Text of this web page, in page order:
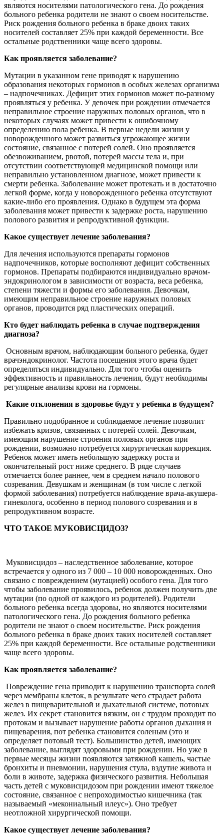
являются носителями патологического гена. До рождения
больного ребенка родители не знают о своем носительстве.
Риск рождения больного ребенка в браке двоих таких
носителей составляет 25% при каждой беременности. Все
остальные родственники чаще всего здоровы.
Как проявляется заболевание?
Мутации в указанном гене приводят к нарушению
образования некоторых гормонов в особых железах организма
– надпочечниках. Дефицит этих гормонов может по-разному
проявляться у ребенка. У девочек при рождении отмечается
неправильное строение наружных половых органов, что в
некоторых случаях может привести к ошибочному
определению пола ребенка. В первые недели жизни у
новорожденного может развиться угрожающее жизни
состояние, связанное с потерей солей. Оно проявляется
обезвоживанием, рвотой, потерей массы тела и, при
отсутствии соответствующей медицинской помощи или
неправильно установленном диагнозе, может привести к
смерти ребенка. Заболевание может протекать и в достаточно
легкой форме, когда у новорожденного ребенка отсутствуют
какие-либо его проявления. Однако в будущем эта форма
заболевания может привести к задержке роста, нарушению
полового развития и репродуктивной функции.
Какое существует лечение заболевания?
Для лечения используются препараты гормонов
надпочечников, которые восполняют дефицит собственных
гормонов. Препараты подбираются индивидуально врачом-
эндокринологом в зависимости от возраста, веса ребенка,
степени тяжести и формы его заболевания. Девочкам,
имеющим неправильное строение наружных половых
органов, проводится ряд пластических операций.
Кто будет наблюдать ребенка в случае подтверждения
диагноза?
Основным врачом, наблюдающим больного ребенка, будет
врачэндокринолог. Частота посещения этого врача будет
определяться индивидуально. Для того чтобы оценить
эффективность и правильность лечения, будут необходимы
регулярные анализы крови на гормоны.
Какие отклонения в здоровье будут у ребенка в будущем?
Правильно подобранное и соблюдаемое лечение позволит
избежать кризов, связанных с потерей солей. Девочкам,
имеющим нарушение строения половых органов при
рождении, возможно потребуется хирургическая коррекция.
Ребенок может иметь небольшую задержку роста и
окончательный рост ниже среднего. В ряде случаев
отмечается более раннее, чем в среднем начало полового
созревания. Девушкам и женщинам (в том числе с легкой
формой заболевания) потребуется наблюдение врача-акушера-
гинеколога, особенно в период полового созревания и в
репродуктивном возрасте.
ЧТО ТАКОЕ МУКОВИСЦИДОЗ?
Муковисцидоз – наследственное заболевание, которое
встречается у одного из 7 000 – 10 000 новорожденных. Оно
связано с повреждением (мутацией) особого гена. Для того
чтобы заболевание проявилось, ребенок должен получить две
мутации (по одной от каждого из родителей). Родители
больного ребенка всегда здоровы, но являются носителями
патологического гена. До рождения больного ребенка
родители не знают о своем носительстве. Риск рождения
больного ребенка в браке двоих таких носителей составляет
25% при каждой беременности. Все остальные родственники
чаще всего здоровы.
Как проявляется заболевание?
Повреждение гена приводит к нарушению транспорта солей
через мембраны клеток, в результате чего страдает работа
желез в пищеварительной и дыхательной системе, потовых
желез. Их секрет становится вязким, он с трудом проходит по
протокам и вызывает нарушение работы органов дыхания и
пищеварения, пот ребенка становится соленым (это и
определяет потовый тест). Большинство детей, имеющих
заболевание, выглядят здоровыми при рождении. Но уже в
первые месяцы жизни появляются затяжной кашель, частые
бронхиты и пневмонии, нарушения стула, вздутие живота и
боли в животе, задержка физического развития. Небольшая
часть детей с муковисцидозом при рождении имеют тяжелое
состояние, связанное с непроходимостью кишечника (так
называемый «мекониальный илеус»). Оно требует
неотложной хирургической помощи.
Какое существует лечение заболевания?